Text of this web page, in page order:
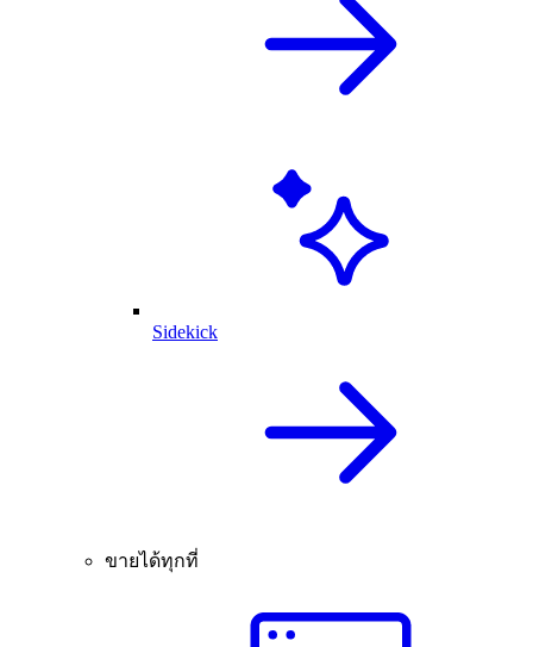
Sidekick
ขายได้ทุกที่